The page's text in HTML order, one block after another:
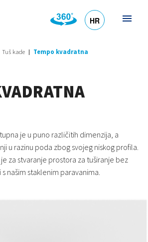
HR
Tuš kade Tempo kvadratna
je u puno različitih dimenzija, a
u razinu poda zbog svojeg niskog profila.
za stvaranje prostora za tuširanje bez
našim staklenim paravanima.